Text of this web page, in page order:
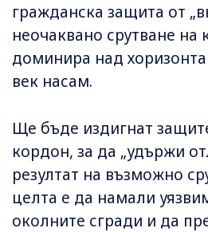
гражданска защита от
неочаквано срутване на
доминира над
век насам.
Ще бъде издигнат
кордон, за да „удържи
резултат на възможно
целта е да намали
околните сгради и да